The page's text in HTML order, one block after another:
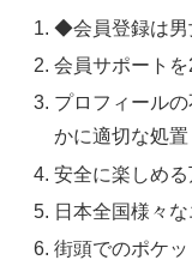
◆会員登録は男
会員サポート
プロフィール
かに適切な処置
安全に楽しめ
日本全国様々
街頭でのポケ